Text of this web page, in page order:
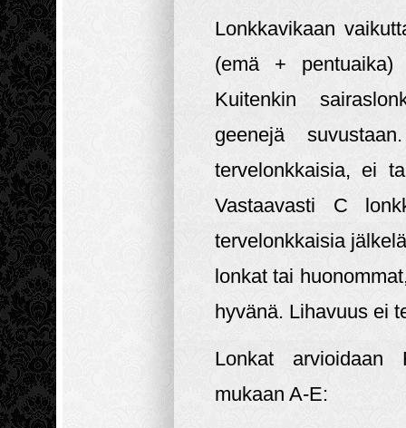
Lonkkavikaan
(emä +
Kuitenkin
geenejä
tervelonkkaisia, ei
Vastaavasti C
tervelonkkaisia
lonkat tai
hyvänä. Lihavuus ei
Lonkat arvioidaan
mukaan A-E: